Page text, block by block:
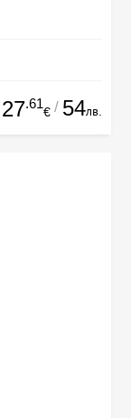
27.61
€ / 54лв.